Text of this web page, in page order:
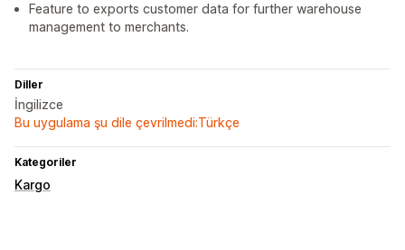
Feature to exports customer data for further warehouse
management to merchants.
Diller
İngilizce
Bu uygulama şu dile çevrilmedi:Türkçe
Kategoriler
Kargo